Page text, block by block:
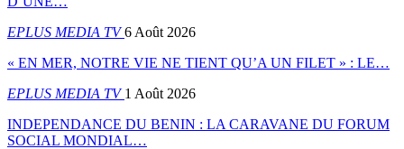
EPLUS MEDIA TV6 Août 2026
« EN MER, NOTRE VIE NE TIENT QU’A UN FILET » : LE…
EPLUS MEDIA TV1 Août 2026
INDEPENDANCE DU BENIN : LA CARAVANE DU FORUM
SOCIAL MONDIAL…